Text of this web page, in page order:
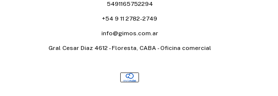
5491165752294
+54 9 11 2782-2749
info@gimos.com.ar
Gral Cesar Diaz 4612 - Floresta, CABA - Oficina comercial